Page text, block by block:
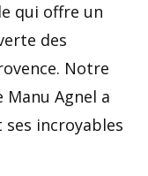
qui offre un
des
Notre
Agnel a
ses incroyables